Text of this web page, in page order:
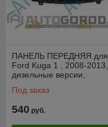
ПАНЕЛЬ ПЕРЕДНЯЯ для
Ford Kuga 1 , 2008-2013,
дизельные версии,
Под заказ
540 руб.